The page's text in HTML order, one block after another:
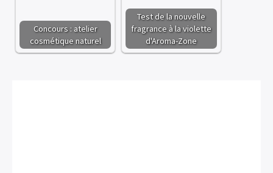
Concours : atelier
cosmétique naturel
Test de la nouvelle
fragrance à la violette
d'Aroma-Zone